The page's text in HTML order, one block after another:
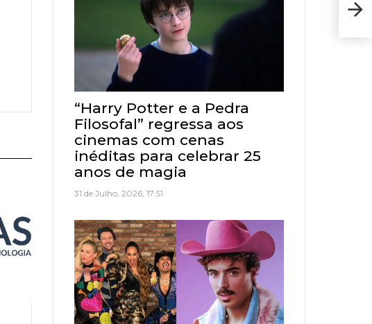
“Harry Potter e a Pedra
Filosofal” regressa aos
cinemas com cenas
inéditas para celebrar 25
anos de magia
31 de Julho, 2026, 17:51